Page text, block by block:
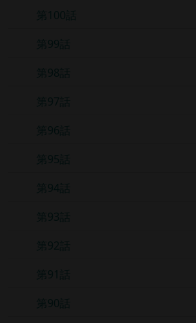
第100話
第99話
第98話
第97話
第96話
第95話
第94話
第93話
第92話
第91話
第90話